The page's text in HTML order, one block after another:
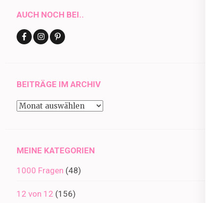
AUCH NOCH BEI..
BEITRÄGE IM ARCHIV
Beiträge
MEINE KATEGORIEN
1000 Fragen (48)
12 von 12 (156)